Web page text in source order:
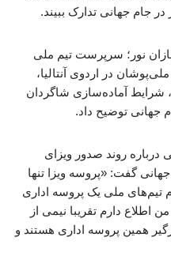
جام جهانی تدارک ببیند.
نور؛ سرپرست تیم ملی
در اردوی آنتالیا،
شرایط آماده‌سازی شاگردان
جهانی توضیح داد.
روند صدور ویزای
گفت: «پروسه ویزا تنها
تیم‌های ملی یک پروسه اداری
اطلاع دارم تقریبا نیمی از
همین پروسه اداری هستند و